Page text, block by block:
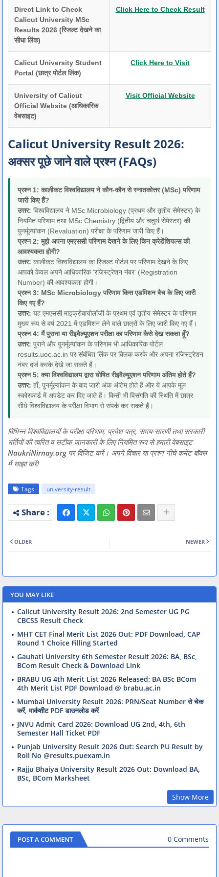
Direct Link to Check
Calicut University MSc
Results 2026 (रिजल्ट देखने का
सीधा लिंक)
Click Here to Check Result
Calicut University Student
Portal (छात्र पोर्टल लिंक)
Click Here to Visit
University of Calicut
Official Website (आधिकारिक
वेबसाइट)
Visit Official Website
Calicut University Result 2026:
अक्सर पूछे जाने वाले प्रश्न (FAQs)
प्रश्न 1: कालीकट विश्वविद्यालय ने कौन-कौन से स्नातकोत्तर (MSc) परिणाम
जारी किए हैं?
उत्तर: विश्वविद्यालय ने MSc Microbiology (प्रथम और तृतीय सेमेस्टर) के
नियमित परिणाम तथा MSc Chemistry (द्वितीय और चतुर्थ सेमेस्टर) की
पुनर्मूल्यांकन (Revaluation) परीक्षा के परिणाम जारी किए हैं।
प्रश्न 2: मुझे अपना एमएससी परिणाम देखने के लिए किन क्रेडेंशियल्स की
आवश्यकता होगी?
उत्तर: कालीकट विश्वविद्यालय का रिजल्ट पोर्टल पर परिणाम देखने के लिए
आपको केवल अपने आधिकारिक 'रजिस्ट्रेशन नंबर' (Registration
Number) की आवश्यकता होगी।
प्रश्न 3: MSc Microbiology परिणाम किस एडमिशन बैच के लिए जारी
किए गए हैं?
उत्तर: यह एमएससी माइक्रोबायोलॉजी के प्रथम एवं तृतीय सेमेस्टर के परिणाम
मुख्य रूप से वर्ष 2021 में एडमिशन लेने वाले छात्रों के लिए जारी किए गए हैं।
प्रश्न 4: मैं पुराना या रीइवैल्यूएशन परीक्षा का परिणाम कैसे देख सकता हूँ?
उत्तर: पुराने और पुनर्मूल्यांकन के परिणाम भी आधिकारिक पोर्टल
results.uoc.ac.in पर संबंधित लिंक पर क्लिक करके और अपना रजिस्ट्रेशन
नंबर दर्ज करके देखे जा सकते हैं।
प्रश्न 5: क्या विश्वविद्यालय द्वारा घोषित रीइवैल्यूएशन परिणाम अंतिम होते हैं?
उत्तर: हाँ, पुनर्मूल्यांकन के बाद जारी अंक अंतिम होते हैं और ये आपके मूल
स्कोरकार्ड में अपडेट कर दिए जाते हैं। किसी भी विसंगति की स्थिति में छात्र
सीधे विश्वविद्यालय के परीक्षा विभाग से संपर्क कर सकते हैं।
विभिन्न विश्वविद्यालयों के परीक्षा परिणाम, प्रवेश पत्र, समय-सारणी तथा सरकारी
भर्तियों की त्वरित व सटीक जानकारी के लिए नियमित रूप से हमारी वेबसाइट
NaukriNirnay.orgपर विजिट करें। अपने विचार या प्रश्न नीचे कमेंट बॉक्स
में साझा करें!
Tags university-result
NEWER
OLDER
YOU MAY LIKE
Calicut University Result 2026: 2nd Semester UG PG
CBCSS Result Check
MHT CET Final Merit List 2026 Out: PDF Download, CAP
Round 1 Choice Filling Started
Gauhati University 6th Semester Result 2026: BA, BSc,
BCom Result Check & Download Link
BRABU UG 4th Merit List 2026 Released: BA BSc BCom
4th Merit List PDF Download @ brabu.ac.in
Mumbai University Result 2026: PRN/Seat Number से चेक
करें, मार्कशीट PDF डाउनलोड करें
JNVU Admit Card 2026: Download UG 2nd, 4th, 6th
Semester Hall Ticket PDF
Punjab University Result 2026 Out: Search PU Result by
Roll No @results.puexam.in
Rajju Bhaiya University Result 2026 Out: Download BA,
BSc, BCom Marksheet
Show More
POST A COMMENT 0 Comments